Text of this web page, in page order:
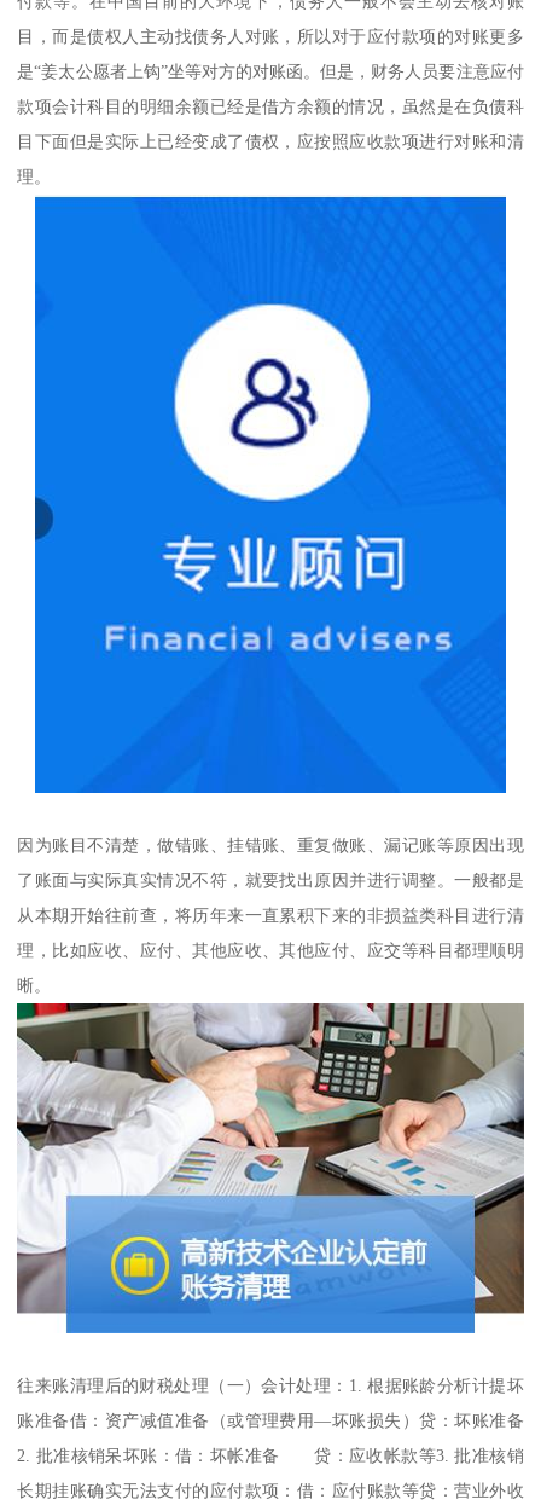
目，而是债权人主动找债务人对账，所以对于应付款项的对账更多
是“姜太公愿者上钩”坐等对方的对账函。但是，财务人员要注意应付
款项会计科目的明细余额已经是借方余额的情况，虽然是在负债科
目下面但是实际上已经变成了债权，应按照应收款项进行对账和清
理。
因为账目不清楚，做错账、挂错账、重复做账、漏记账等原因出现
了账面与实际真实情况不符，就要找出原因并进行调整。一般都是
从本期开始往前查，将历年来一直累积下来的非损益类科目进行清
理，比如应收、应付、其他应收、其他应付、应交等科目都理顺明
晰。
往来账清理后的财税处理（一）会计处理：1. 根据账龄分析计提坏
账准备借：资产减值准备（或管理费用—坏账损失）贷：坏账准备
2. 批准核销呆坏账：借：坏帐准备 贷：应收帐款等3. 批准核销
长期挂账确实无法支付的应付款项：借：应付账款等贷：营业外收